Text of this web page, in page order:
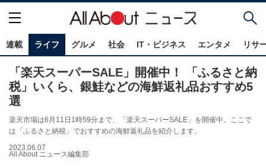
連載 ライフ グルメ 社会 IT・ビジネス エンタメ リサ
「楽天スーパーSALE」開催中！ 「ふるさと納
税」いくら、銀鮭などの海鮮返礼品おすすめ5
選
楽天市場は6月11日1時59分まで、「楽天スーパーSALE」を開催中。ここで
は「ふるさと納税」でおすすめの海鮮返礼品を紹介します。
2023.06.07
All About ニュース編集部